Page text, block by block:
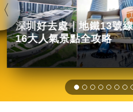
深圳好去處｜地鐵13號
16大人氣景點全攻略